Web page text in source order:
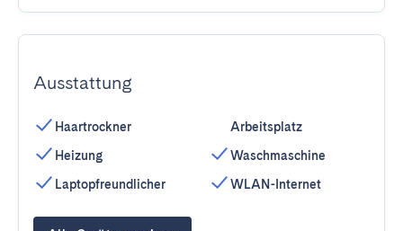
Ausstattung
Haartrockner
Heizung
Laptopfreundlicher
Arbeitsplatz
Waschmaschine
WLAN-Internet